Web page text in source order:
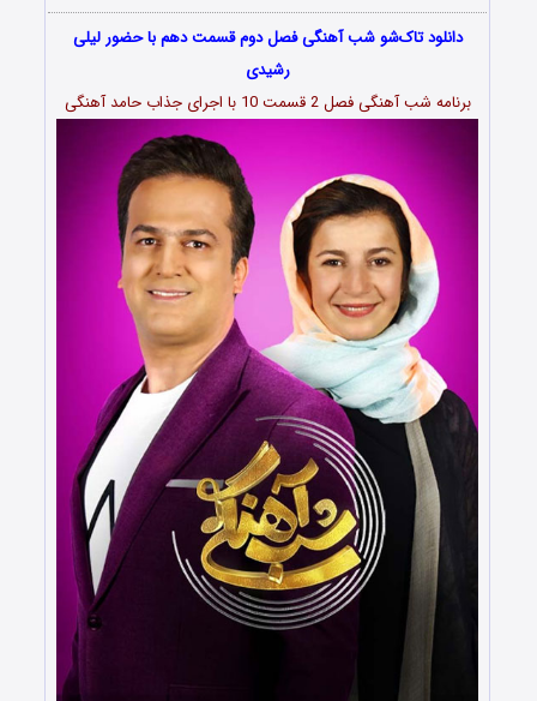
دانلود تاک‌شو شب آهنگی فصل دوم قسمت دهم با حضور لیلی
رشیدی
برنامه شب آهنگی فصل 2 قسمت 10 با اجرای جذاب حامد آهنگی